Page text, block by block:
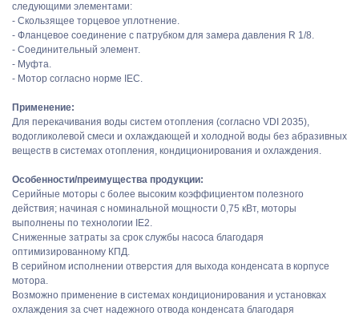
следующими элементами:
- Скользящее торцевое уплотнение.
- Фланцевое соединение с патрубком для замера давления R 1/8.
- Соединительный элемент.
- Муфта.
- Мотор согласно норме IEC.
Применение:
Для перекачивания воды систем отопления (согласно VDI 2035),
водогликолевой смеси и охлаждающей и холодной воды без абразивных
веществ в системах отопления, кондиционирования и охлаждения.
Особенности/преимущества продукции:
Серийные моторы с более высоким коэффициентом полезного
действия; начиная с номинальной мощности 0,75 кВт, моторы
выполнены по технологии IE2.
Сниженные затраты за срок службы насоса благодаря
оптимизированному КПД.
В серийном исполнении отверстия для выхода конденсата в корпусе
мотора.
Возможно применение в системах кондиционирования и установках
охлаждения за счет надежного отвода конденсата благодаря